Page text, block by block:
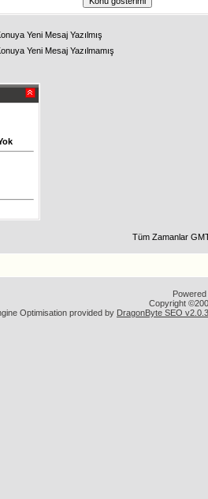
Yeni Mesaj Yazılmış
Yeni Mesaj Yazılmamış
Tüm Zamanlar
Copyright
Optimisation provided by DragonByte SEO